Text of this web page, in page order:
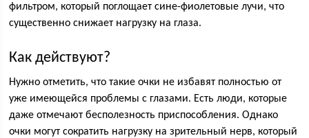
фильтром, который поглощает сине-фиолетовые лучи, что
существенно снижает нагрузку на глаза.
Как действуют?
Нужно отметить, что такие очки не избавят полностью от
уже имеющейся проблемы с глазами. Есть люди, которые
даже отмечают бесполезность приспособления. Однако
очки могут сократить нагрузку на зрительный нерв, который